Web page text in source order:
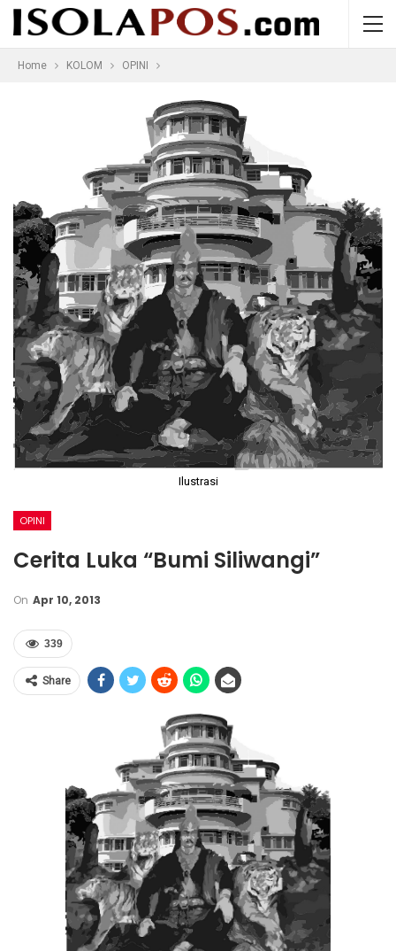
Home KOLOM OPINI
Ilustrasi
OPINI
Cerita Luka “Bumi Siliwangi”
On Apr 10, 2013
339
Share